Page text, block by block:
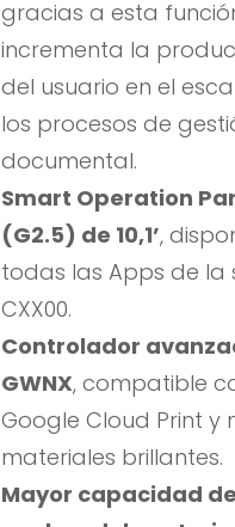
gracias a esta
incrementa la
del usuario en el
los procesos de
documental.
Smart Operation
(G2.5) de 10,1’,
todas las Apps de la
CXX00.
Controlador
GWNX, compatible
Google Cloud Print y
materiales brillantes.
Mayor capacidad